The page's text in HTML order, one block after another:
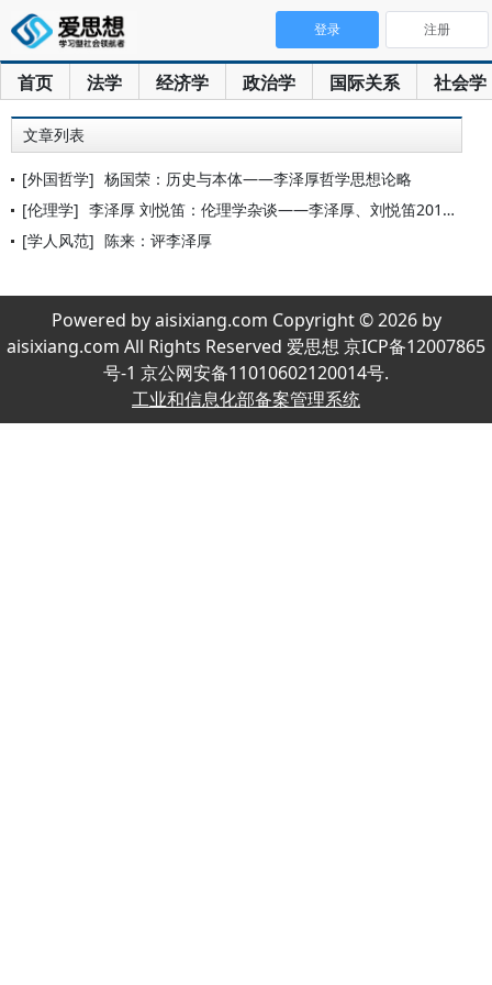
首页 法学 经济学 政治学 国际关系 社会学
登录 注册
文章列表
[外国哲学] 杨国荣：历史与本体——李泽厚哲学思想论略
[伦理学] 李泽厚 刘悦笛：伦理学杂谈——李泽厚、刘悦笛2018年对谈
[学人风范] 陈来：评李泽厚
Powered by aisixiang.com Copyright © 2026 by
aisixiang.com All Rights Reserved 爱思想 京ICP备12007865
号-1 京公网安备11010602120014号.
工业和信息化部备案管理系统